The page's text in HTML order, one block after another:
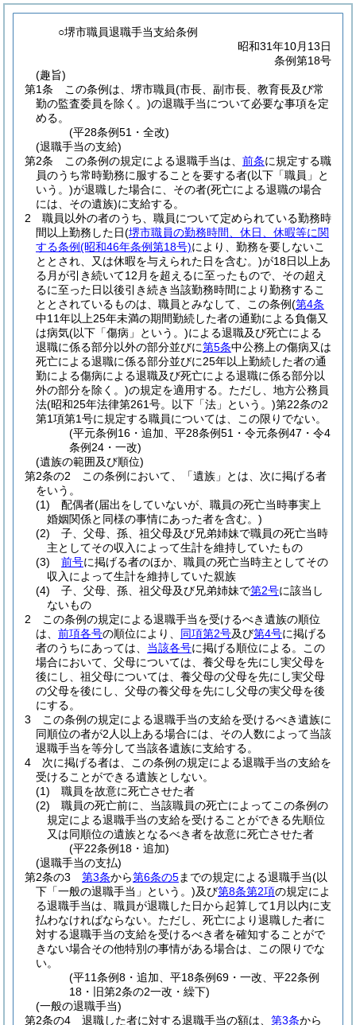
○堺市職員退職手当支給条例
昭和31年10月13日
条例第18号
(趣旨)
第1条
この条例は、堺市職員(市長、副市長、教育長及び常
勤の監査委員を除く。)の退職手当について必要な事項を定
める。
(平28条例51・全改)
(退職手当の支給)
第2条
この条例の規定による退職手当は、 前条に規定する職
員のうち常時勤務に服することを要する者(以下「職員」と
いう。)が退職した場合に、その者(死亡による退職の場合
には、その遺族)に支給する。
2
職員以外の者のうち、職員について定められている勤務時
間以上勤務した日(堺市職員の勤務時間、休日、休暇等に関
する条例(昭和46年条例第18号)により、勤務を要しないこ
ととされ、又は休暇を与えられた日を含む。)が18日以上あ
る月が引き続いて12月を超えるに至ったもので、その超え
るに至った日以後引き続き当該勤務時間により勤務するこ
ととされているものは、職員とみなして、この条例(第4条
中11年以上25年未満の期間勤続した者の通勤による負傷又
は病気(以下「傷病」という。)による退職及び死亡による
退職に係る部分以外の部分並びに第5条中公務上の傷病又は
死亡による退職に係る部分並びに25年以上勤続した者の通
勤による傷病による退職及び死亡による退職に係る部分以
外の部分を除く。)の規定を適用する。 ただし、地方公務員
法(昭和25年法律第261号。以下「法」という。)第22条の2
第1項第1号に規定する職員については、この限りでない。
(平元条例16・追加、平28条例51・令元条例47・令4
条例24・一改)
(遺族の範囲及び順位)
第2条の2
この条例において、「遺族」とは、次に掲げる者
をいう。
(1)
配偶者(届出をしていないが、職員の死亡当時事実上
婚姻関係と同様の事情にあった者を含む。)
(2)
子、父母、孫、祖父母及び兄弟姉妹で職員の死亡当時
主としてその収入によって生計を維持していたもの
(3)
前号に掲げる者のほか、職員の死亡当時主としてその
収入によって生計を維持していた親族
(4)
子、父母、孫、祖父母及び兄弟姉妹で第2号に該当し
ないもの
2
この条例の規定による退職手当を受けるべき遺族の順位
は、 前項各号の順位により、 同項第2号及び第4号に掲げる
者のうちにあっては、 当該各号に掲げる順位による。
この
場合において、父母については、養父母を先にし実父母を
後にし、祖父母については、養父母の父母を先にし実父母
の父母を後にし、父母の養父母を先にし父母の実父母を後
にする。
3
この条例の規定による退職手当の支給を受けるべき遺族に
同順位の者が2人以上ある場合には、その人数によって当該
退職手当を等分して当該各遺族に支給する。
4
次に掲げる者は、この条例の規定による退職手当の支給を
受けることができる遺族としない。
(1)
職員を故意に死亡させた者
(2)
職員の死亡前に、当該職員の死亡によってこの条例の
規定による退職手当の支給を受けることができる先順位
又は同順位の遺族となるべき者を故意に死亡させた者
(平22条例18・追加)
(退職手当の支払)
第2条の3
第3条から第6条の5までの規定による退職手当(以
下「一般の退職手当」という。)及び第8条第2項の規定によ
る退職手当は、職員が退職した日から起算して1月以内に支
払わなければならない。 ただし、死亡により退職した者に
対する退職手当の支給を受けるべき者を確知することがで
きない場合その他特別の事情がある場合は、この限りでな
い。
(平11条例8・追加、平18条例69・一改、平22条例
18・旧第2条の2一改・繰下)
(一般の退職手当)
第2条の4
退職した者に対する退職手当の額は、 第3条から